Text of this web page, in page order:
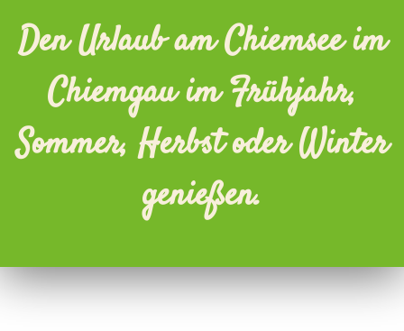
Den Urlaub am Chiemsee im
Chiemgau im Frühjahr,
Sommer, Herbst oder Winter
genießen.